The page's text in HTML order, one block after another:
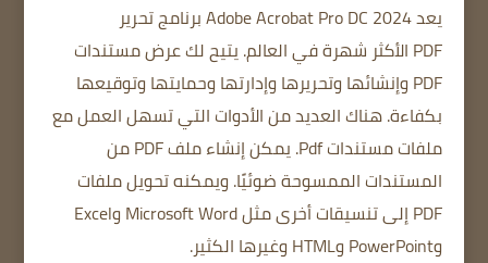
يعد Adobe Acrobat Pro DC 2024
برنامج تحرير
PDF الأكثر شهرة في العالم.يتيح لك عرض مستندات
PDF وإنشائها وتحريرها وإدارتها وحمايتها وتوقيعها
بكفاءة.هناك العديد من الأدوات التي تسهل العمل مع
ملفات مستندات Pdf.
يمكن إنشاء ملف PDF من
المستندات الممسوحة ضوئيًا. ويمكنه تحويل ملفات
PDF إلى تنسيقات أخرى مثل Microsoft Word وExcel
وPowerPoint وHTML وغيرها الكثير.